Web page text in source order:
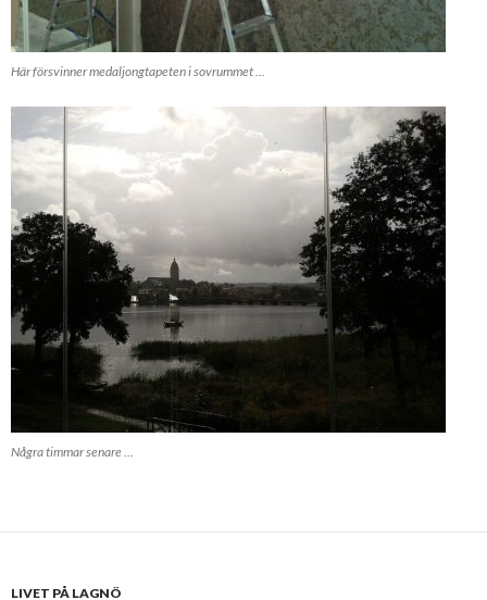
Här försvinner medaljongtapeten i sovrummet …
Några timmar senare …
LIVET PÅ LAGNÖ